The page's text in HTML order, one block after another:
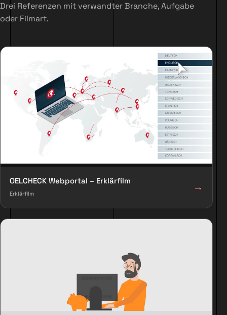
Drei Referenzen mit verwandter Branche, Aufgabe
oder Filmart.
OELCHECK Webportal – Erklärfilm
Erklärfilm →